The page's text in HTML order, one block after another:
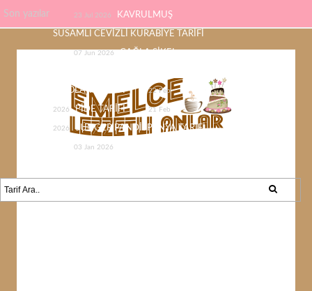
Son yazılar 23 Jul 2026 KAVRULMUŞ
SUSAMLI CEVİZLİ KURABİYE TARİFİ
07 Jun 2026 ÇAĞLA ŞİKEL
ÇİKOLATA TARİFİ 22 Feb
2026 PİDE TARİFİ 21 Feb
2026 SÜNGER PANDİSPANYA TARİFİ
03 Jan 2026